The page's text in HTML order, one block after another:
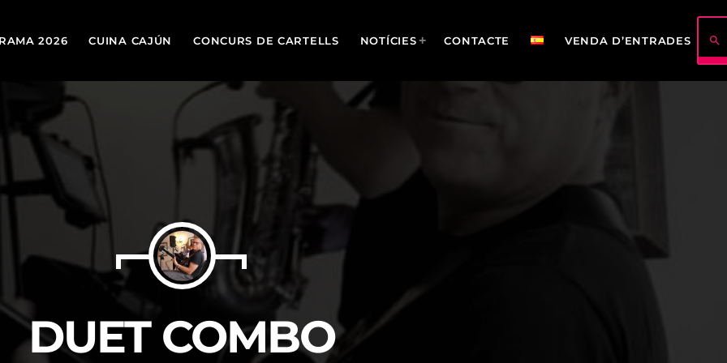
2026 CUINA CAJÚN CONCURS DE CARTELLS NOTÍCIES CONTACTE VENDA D’ENTRADES search
TOP
today 19 DE MARÇ DE 2026
DUET COMBO